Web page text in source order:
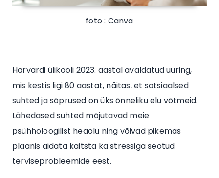
foto : Canva
Harvardi ülikooli 2023. aastal avaldatud uuring,
mis kestis ligi 80 aastat, näitas, et sotsiaalsed
suhted ja sõprused on üks õnneliku elu võtmeid.
Lähedased suhted mõjutavad meie
psühholoogilist heaolu ning võivad pikemas
plaanis aidata kaitsta ka stressiga seotud
terviseprobleemide eest.